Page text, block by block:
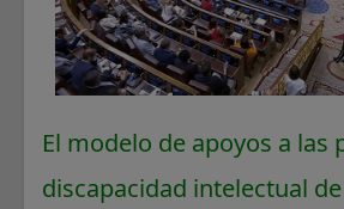
El modelo de apoyos a las
discapacidad intelectual